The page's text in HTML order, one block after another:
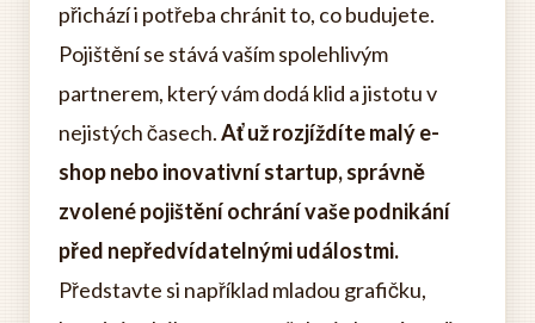
přichází i potřeba chránit to, co budujete.
Pojištění se stává vaším spolehlivým
partnerem, který vám dodá klid a jistotu v
nejistých časech.Ať už rozjíždíte malý e-
shop nebo inovativní startup, správně
zvolené pojištění ochrání vaše podnikání
před nepředvídatelnými událostmi.
Představte si například mladou grafičku,